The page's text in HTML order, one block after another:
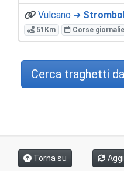
Vulcano ➜
51Km Corse
Cerca traghetti
Torna su